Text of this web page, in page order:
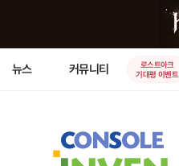
뉴스 커뮤니티
로스트아크
기대평 이벤트